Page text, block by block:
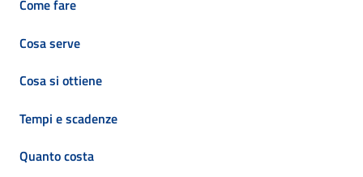
Come fare
Cosa serve
Cosa si ottiene
Tempi e scadenze
Quanto costa